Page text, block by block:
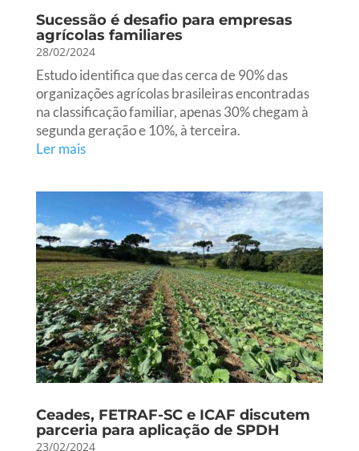
Sucessão é desafio para empresas
agrícolas familiares
28/02/2024
Estudo identifica que das cerca de 90% das
organizações agrícolas brasileiras encontradas
na classificação familiar, apenas 30% chegam à
segunda geração e 10%, à terceira.
Ler mais
Ceades, FETRAF-SC e ICAF discutem
parceria para aplicação de SPDH
23/02/2024